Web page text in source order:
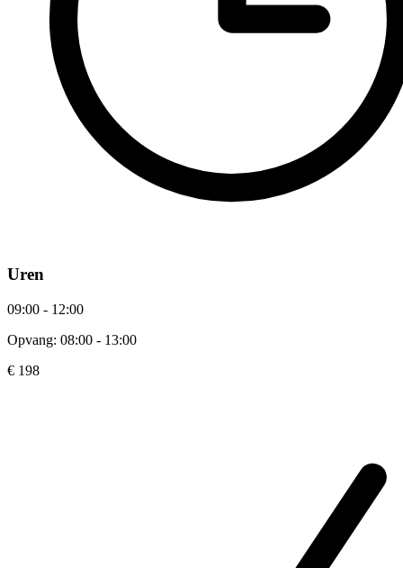
Uren
09:00 - 12:00
Opvang: 08:00 - 13:00
€ 198